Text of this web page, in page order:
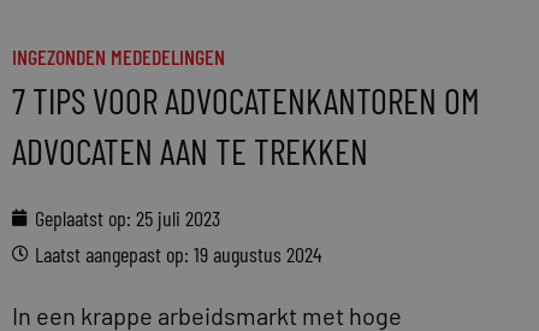
INGEZONDEN MEDEDELINGEN
7 TIPS VOOR ADVOCATENKANTOREN OM
ADVOCATEN AAN TE TREKKEN
Geplaatst op: 25 juli 2023
Laatst aangepast op: 19 augustus 2024
In een krappe arbeidsmarkt met hoge